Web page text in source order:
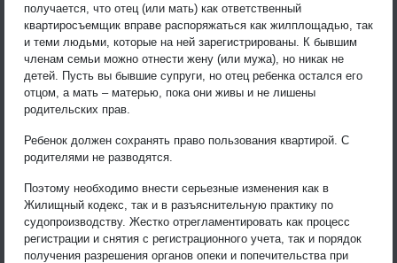
получается, что отец (или мать) как ответственный
квартиросъемщик вправе распоряжаться как жилплощадью, так
и теми людьми, которые на ней зарегистрированы. К бывшим
членам семьи можно отнести жену (или мужа), но никак не
детей. Пусть вы бывшие супруги, но отец ребенка остался его
отцом, а мать – матерью, пока они живы и не лишены
родительских прав.
Ребенок должен сохранять право пользования квартирой. С
родителями не разводятся.
Поэтому необходимо внести серьезные изменения как в
Жилищный кодекс, так и в разъяснительную практику по
судопроизводству. Жестко отрегламентировать как процесс
регистрации и снятия с регистрационного учета, так и порядок
получения разрешения органов опеки и попечительства при